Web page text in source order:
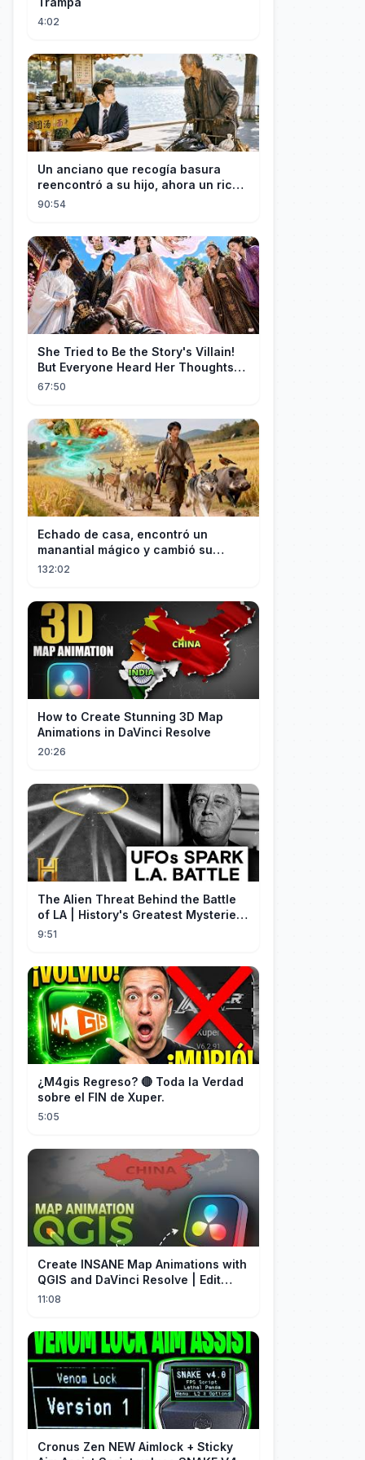
4:02
Un anciano que recogía basura
reencontró a su hijo, ahora un rico
empresario
90:54
She Tried to Be the Story's Villain!
But Everyone Heard Her Thoughts?
Now Everyone Adores Her~
67:50
Echado de casa, encontró un
manantial mágico y cambió su
destino convirtiéndose en el más
132:02
How to Create Stunning 3D Map
Animations in DaVinci Resolve
20:26
The Alien Threat Behind the Battle
of LA | History's Greatest Mysteries
(S5)
9:51
¿M4gis Regreso? 🔴 Toda la Verdad
sobre el FIN de Xuper.
5:05
Create INSANE Map Animations with
QGIS and DaVinci Resolve | Edit
Craft
11:08
Cronus Zen NEW Aimlock + Sticky